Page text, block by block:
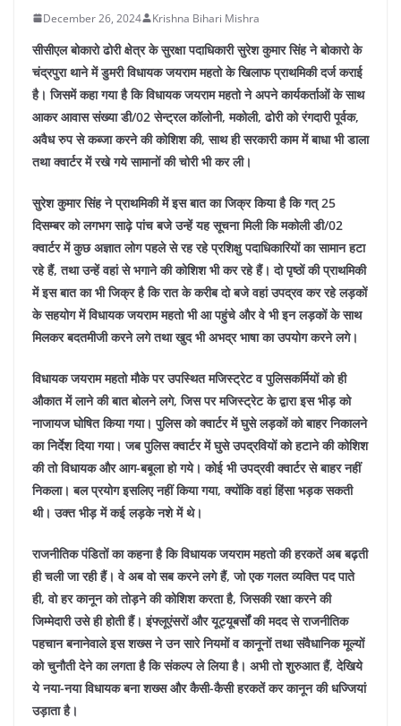
December 26, 2024 Krishna Bihari Mishra
सीसीएल बोकारो ढोरी क्षेत्र के सुरक्षा पदाधिकारी सुरेश कुमार सिंह ने बोकारो के
चंद्रपुरा थाने में डुमरी विधायक जयराम महतो के खिलाफ प्राथमिकी दर्ज कराई
है। जिसमें कहा गया है कि विधायक जयराम महतो ने अपने कार्यकर्ताओं के साथ
आकर आवास संख्या डी/02 सेन्ट्रल कॉलोनी, मकोली, ढोरी को रंगदारी पूर्वक,
अवैध रुप से कब्जा करने की कोशिश की, साथ ही सरकारी काम में बाधा भी डाला
तथा क्वार्टर में रखे गये सामानों की चोरी भी कर ली।
सुरेश कुमार सिंह ने प्राथमिकी में इस बात का जिक्र किया है कि गत् 25
दिसम्बर को लगभग साढ़े पांच बजे उन्हें यह सूचना मिली कि मकोली डी/02
क्वार्टर में कुछ अज्ञात लोग पहले से रह रहे प्रशिक्षु पदाधिकारियों का सामान हटा
रहे हैं, तथा उन्हें वहां से भगाने की कोशिश भी कर रहे हैं। दो पृष्ठों की प्राथमिकी
में इस बात का भी जिक्र है कि रात के करीब दो बजे वहां उपद्रव कर रहे लड़कों
के सहयोग में विधायक जयराम महतो भी आ पहुंचे और वे भी इन लड़कों के साथ
मिलकर बदतमीजी करने लगे तथा खुद भी अभद्र भाषा का उपयोग करने लगे।
विधायक जयराम महतो मौके पर उपस्थित मजिस्ट्रेट व पुलिसकर्मियों को ही
औकात में लाने की बात बोलने लगे, जिस पर मजिस्ट्रेट के द्वारा इस भीड़ को
नाजायज घोषित किया गया। पुलिस को क्वार्टर में घुसे लड़कों को बाहर निकालने
का निर्देश दिया गया। जब पुलिस क्वार्टर में घुसे उपद्रवियों को हटाने की कोशिश
की तो विधायक और आग-बबूला हो गये। कोई भी उपद्रवी क्वार्टर से बाहर नहीं
निकला। बल प्रयोग इसलिए नहीं किया गया, क्योंकि वहां हिंसा भड़क सकती
थी। उक्त भीड़ में कई लड़के नशे में थे।
राजनीतिक पंडितों का कहना है कि विधायक जयराम महतो की हरकतें अब बढ़ती
ही चली जा रही हैं। वे अब वो सब करने लगे हैं, जो एक गलत व्यक्ति पद पाते
ही, वो हर कानून को तोड़ने की कोशिश करता है, जिसकी रक्षा करने की
जिम्मेदारी उसे ही होती हैं। इंफ्लूएंसरों और यूट्यूबर्सों की मदद से राजनीतिक
पहचान बनानेवाले इस शख्स ने उन सारे नियमों व कानूनों तथा संवैधानिक मूल्यों
को चुनौती देने का लगता है कि संकल्प ले लिया है। अभी तो शुरुआत हैं, देखिये
ये नया-नया विधायक बना शख्स और कैसी-कैसी हरकतें कर कानून की धज्जियां
उड़ाता है।